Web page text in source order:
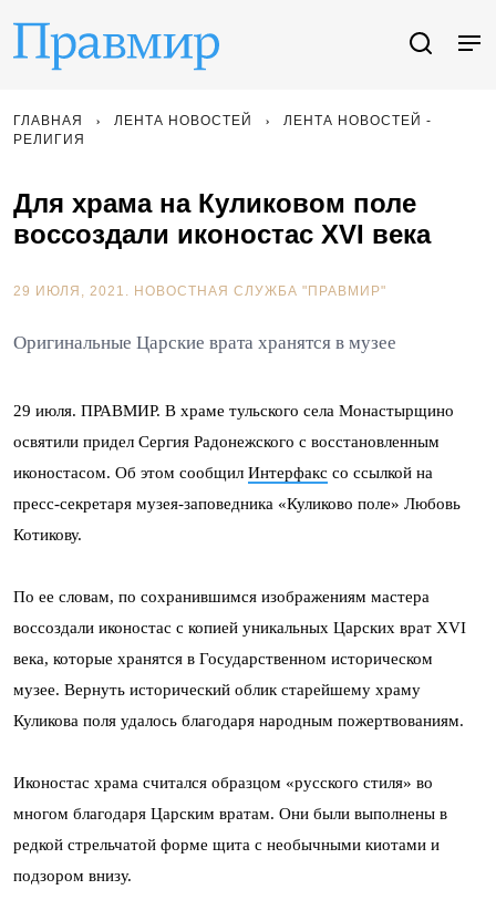
ГЛАВНАЯ ЛЕНТА НОВОСТЕЙ
ЛЕНТА НОВОСТЕЙ -
РЕЛИГИЯ
Для храма на Куликовом поле
воссоздали иконостас XVI века
29 ИЮЛЯ, 2021. НОВОСТНАЯ СЛУЖБА "ПРАВМИР"
Оригинальные Царские врата хранятся в музее
29 июля. ПРАВМИР. В храме тульского села Монастырщино
освятили придел Сергия Радонежского с восстановленным
иконостасом. Об этом сообщил Интерфакс со ссылкой на
пресс-секретаря музея-заповедника «Куликово поле» Любовь
Котикову.
По ее словам, по сохранившимся изображениям мастера
воссоздали иконостас с копией уникальных Царских врат XVI
века, которые хранятся в Государственном историческом
музее. Вернуть исторический облик старейшему храму
Куликова поля удалось благодаря народным пожертвованиям.
Иконостас храма считался образцом «русского стиля» во
многом благодаря Царским вратам. Они были выполнены в
редкой стрельчатой форме щита с необычными киотами и
подзором внизу.